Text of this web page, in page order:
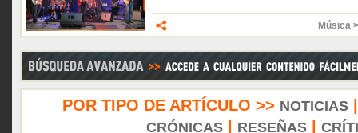
Música
POR TIPO DE ARTÍCULO >> NOTICIAS
CRÓNICAS| RESEÑAS|